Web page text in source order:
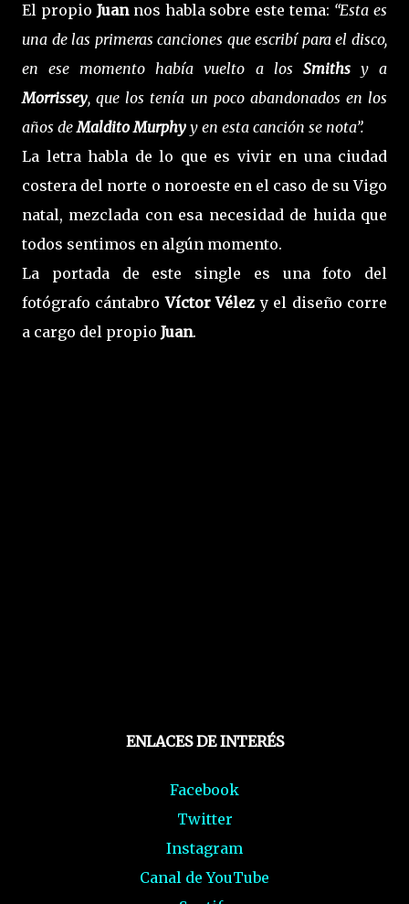
El propio Juan nos habla sobre este tema: “Esta es
una de las primeras canciones que escribí para el disco,
en ese momento había vuelto a los Smithsy a
Morrissey, que los tenía un poco abandonados en los
años deMaldito Murphy y en esta canción se nota”.
La letra habla de lo que es vivir en una ciudad
costera del norte o noroeste en el caso de su Vigo
natal, mezclada con esa necesidad de huida que
todos sentimos en algún momento.
La portada de este single es una foto del
fotógrafo cántabro Víctor Vélez y el diseño corre
a cargo del propio Juan.
ENLACES DE INTERÉS
Facebook
Twitter
Instagram
Canal de YouTube